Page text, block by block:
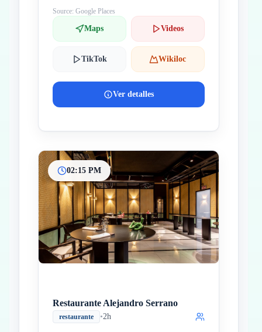
Source: Google Places
Maps Videos
TikTok Wikiloc
Ver detalles
02:15 PM
Restaurante Alejandro Serrano
restaurante •2h